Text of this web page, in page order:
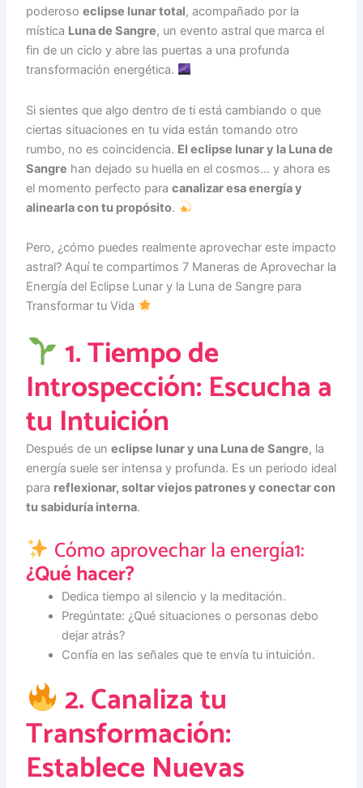
poderosoeclipse lunar total, acompañado por la
mística Luna de Sangre, un evento astral que marca el
fin de un ciclo y abre las puertas a una profunda
transformación energética.
Si sientes que algo dentro de ti está cambiando o que
ciertas situaciones en tu vida están tomando otro
rumbo, no es coincidencia. El eclipse lunar y la Luna de
Sangre han dejado su huella en el cosmos… y ahora es
el momento perfecto paracanalizar esa energía y
alinearla con tu propósito.
Pero, ¿cómo puedes realmente aprovechar este impacto
astral? Aquí te compartimos 7 Maneras de Aprovechar la
Energía del Eclipse Lunar y la Luna de Sangre para
Transformar tu Vida
1. Tiempo de
Introspección: Escucha a
tu Intuición
Después de uneclipse lunar y una Luna de Sangre, la
energía suele ser intensa y profunda. Es un periodo ideal
para reflexionar, soltar viejos patrones y conectar con
tu sabiduría interna.
Cómo aprovechar la energía1:
¿Qué hacer?
Dedica tiempo al silencio y la meditación.
Pregúntate: ¿Qué situaciones o personas debo
dejar atrás?
Confía en las señales que te envía tu intuición.
2. Canaliza tu
Transformación:
Establece Nuevas